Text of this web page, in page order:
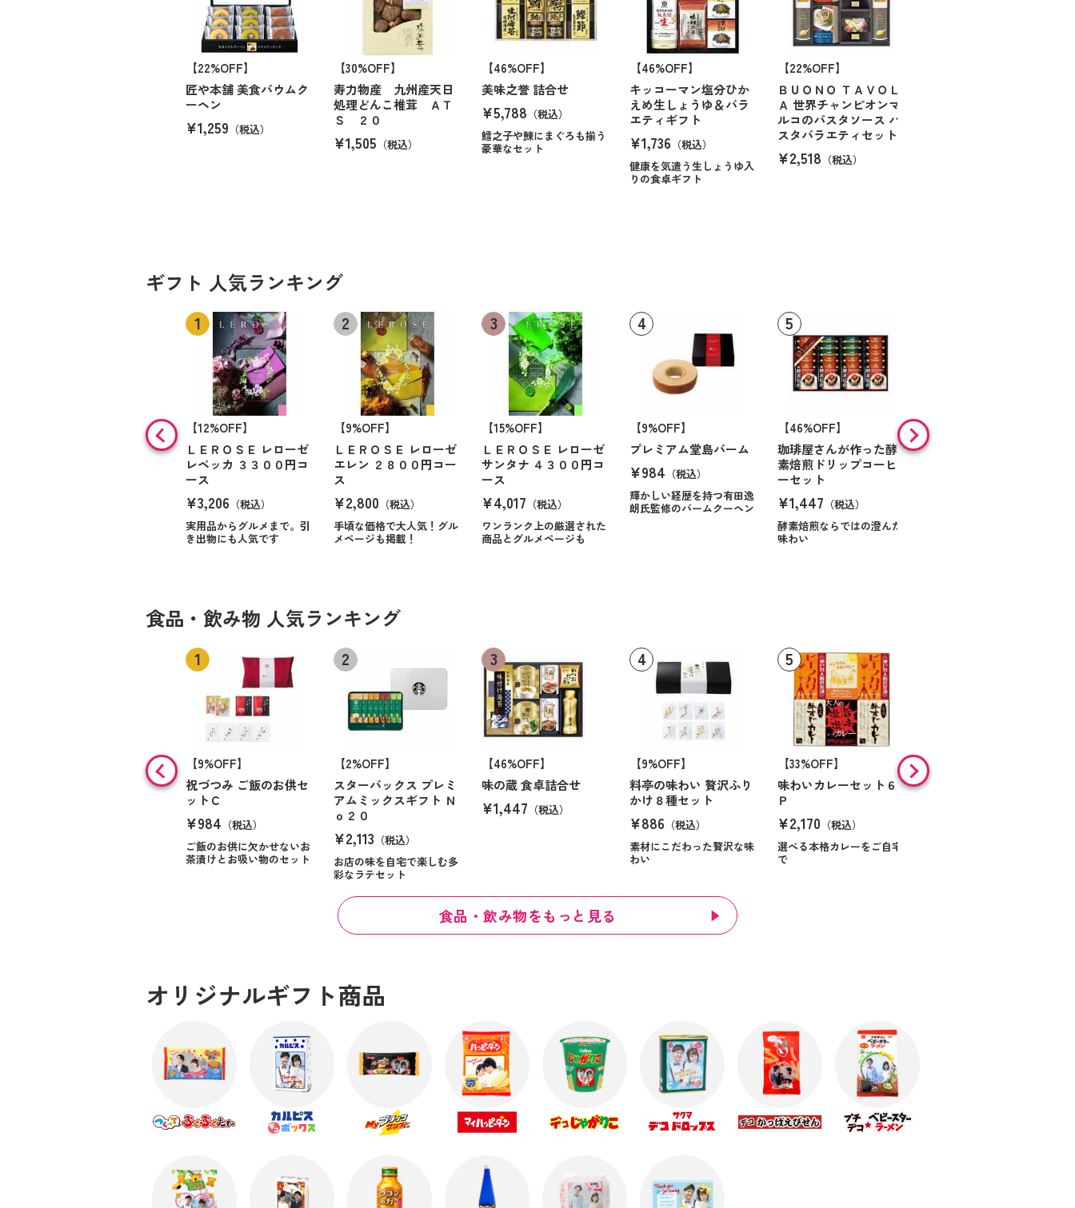
【22%OFF】
匠や本舗 美食バウムク
ーヘン
¥1,259 （税込）
【30%OFF】
寿力物産 九州産天日
処理どんこ椎茸 ＡＴ
Ｓ ２０
¥1,505 （税込）
【46%OFF】
美味之誉 詰合せ
¥5,788 （税込）
鱈之子や鰊にまぐろも揃う
豪華なセット
【46%OFF】
キッコーマン塩分ひか
えめ生しょうゆ＆バラ
エティギフト
¥1,736 （税込）
健康を気遣う生しょうゆ入
りの食卓ギフト
【22%OFF】
ＢＵＯＮＯ ＴＡＶＯＬ
Ａ 世界チャンピオンマ
ルコのパスタソース パ
スタバラエティセット
¥2,518 （税込）
ギフト 人気ランキング
【12%OFF】
ＬＥＲＯＳＥ レローゼ
レベッカ ３３００円コ
ース
¥3,206 （税込）
実用品からグルメまで。引
き出物にも人気です
【9%OFF】
ＬＥＲＯＳＥ レローゼ
エレン ２８００円コー
ス
¥2,800 （税込）
手頃な価格で大人気！グル
メページも掲載！
【15%OFF】
ＬＥＲＯＳＥ レローゼ
サンタナ ４３００円コ
ース
¥4,017 （税込）
ワンランク上の厳選された
商品とグルメページも
【9%OFF】
プレミアム堂島バーム
¥984 （税込）
輝かしい経歴を持つ有田逸
朗氏監修のバームクーヘン
【46%OFF】
珈琲屋さんが作った酵
素焙煎ドリップコーヒ
ーセット
¥1,447 （税込）
酵素焙煎ならではの澄んだ
味わい
【9%OFF】
アラン・ド・パリ ショ
食品・飲み物 人気ランキング
【9%OFF】
祝づつみ ご飯のお供セ
ットＣ
¥984 （税込）
ご飯のお供に欠かせないお
茶漬けとお吸い物のセット
【2%OFF】
スターバックス プレミ
アムミックスギフト Ｎ
ｏ２０
¥2,113 （税込）
お店の味を自宅で楽しむ多
彩なラテセット
【46%OFF】
味の蔵 食卓詰合せ
¥1,447 （税込）
【9%OFF】
料亭の味わい 贅沢ふり
かけ８種セット
¥886 （税込）
素材にこだわった贅沢な味
わい
【33%OFF】
味わいカレーセット６
Ｐ
¥2,170 （税込）
選べる本格カレーをご自宅
で
【9%OFF】
味の素 「クノールＲ」
食品・飲み物をもっと見る
オリジナルギフト商品